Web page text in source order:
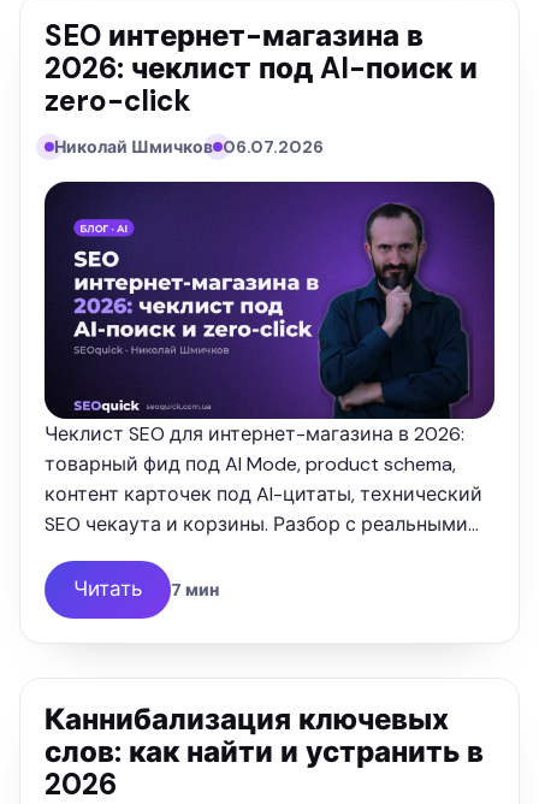
SEO интернет-магазина в
2026: чеклист под AI-поиск и
zero-click
Николай Шмичков 06.07.2026
Чеклист SEO для интернет-магазина в 2026:
товарный фид под AI Mode, product schema,
контент карточек под AI-цитаты, технический
SEO чекаута и корзины. Разбор с реальными
Читать 7 мин
Каннибализация ключевых
слов: как найти и устранить в
2026